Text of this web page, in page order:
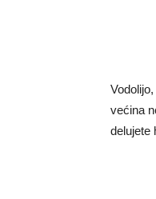
većina
delujete